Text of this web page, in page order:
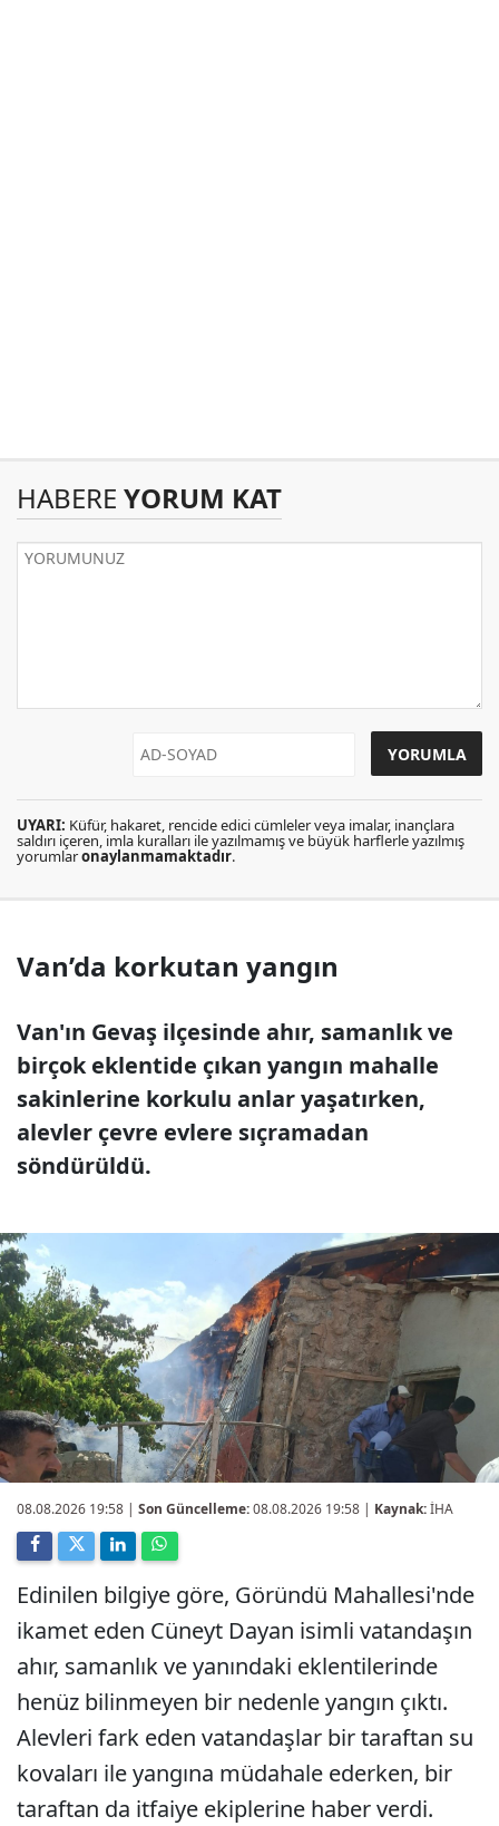
HABERE YORUM KAT
UYARI: Küfür, hakaret, rencide edici cümleler veya imalar, inançlara
saldırı içeren, imla kuralları ile yazılmamış ve büyük harflerle yazılmış
yorumlaronaylanmamaktadır.
Van’da korkutan yangın
Van'ın Gevaş ilçesinde ahır, samanlık ve
birçok eklentide çıkan yangın mahalle
sakinlerine korkulu anlar yaşatırken,
alevler çevre evlere sıçramadan
söndürüldü.
08.08.2026 19:58 | Son Güncelleme:08.08.2026 19:58 | Kaynak:İHA
Edinilen bilgiye göre, Göründü Mahallesi'nde
ikamet eden Cüneyt Dayan isimli vatandaşın
ahır, samanlık ve yanındaki eklentilerinde
henüz bilinmeyen bir nedenle yangın çıktı.
Alevleri fark eden vatandaşlar bir taraftan su
kovaları ile yangına müdahale ederken, bir
taraftan da itfaiye ekiplerine haber verdi.